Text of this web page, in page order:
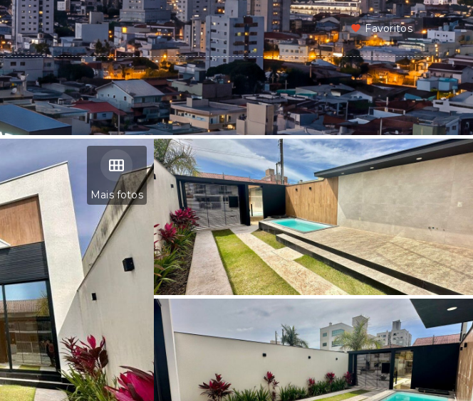
Favoritos
Mais fotos